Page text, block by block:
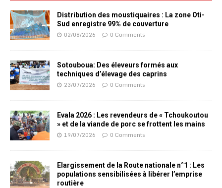
Distribution des moustiquaires : La zone Oti-
Sud enregistre 99% de couverture
02/08/2026 0 Comments
Sotouboua: Des éleveurs formés aux
techniques d’élevage des caprins
23/07/2026 0 Comments
Evala 2026 : Les revendeurs de « Tchoukoutou
» et de la viande de porc se frottent les mains
19/07/2026 0 Comments
Elargissement de la Route nationale n°1 : Les
populations sensibilisées à libérer l’emprise
routière